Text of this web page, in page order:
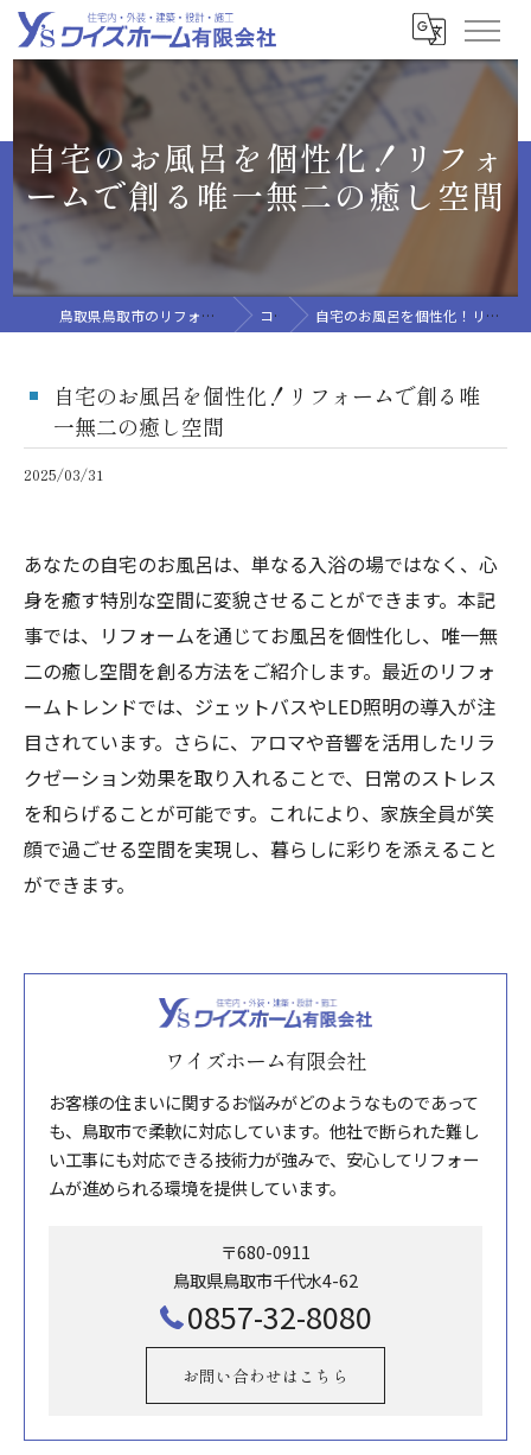
自宅のお風呂を個性化！リフォ
ームで創る唯一無二の癒し空間
鳥取県鳥取市のリフォームならワイズホーム有限会社 コラム 自宅のお風呂を個性化！リフォームで創る唯一無二の癒し空間
自宅のお風呂を個性化！リフォームで創る唯
一無二の癒し空間
2025/03/31
あなたの自宅のお風呂は、単なる入浴の場ではなく、心
身を癒す特別な空間に変貌させることができます。本記
事では、リフォームを通じてお風呂を個性化し、唯一無
二の癒し空間を創る方法をご紹介します。最近のリフォ
ームトレンドでは、ジェットバスやLED照明の導入が注
目されています。さらに、アロマや音響を活用したリラ
クゼーション効果を取り入れることで、日常のストレス
を和らげることが可能です。これにより、家族全員が笑
顔で過ごせる空間を実現し、暮らしに彩りを添えること
ができます。
ワイズホーム有限会社
お客様の住まいに関するお悩みがどのようなものであって
も、鳥取市で柔軟に対応しています。他社で断られた難し
い工事にも対応できる技術力が強みで、安心してリフォー
ムが進められる環境を提供しています。
〒680-0911
鳥取県鳥取市千代水4-62
0857-32-8080
お問い合わせはこちら